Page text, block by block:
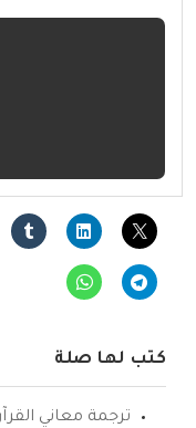
كتب لها صلة
ترجمة معاني